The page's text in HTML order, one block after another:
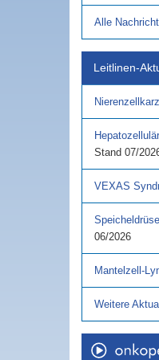
Alle
Leitlinen-
Stand 07/
VEXAS
06/2026
Mantelzell-
Weitere